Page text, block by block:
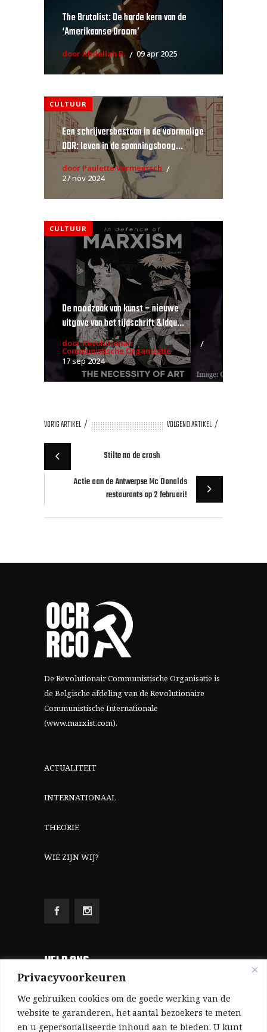
Privacyvoorkeuren
We gebruiken cookies om de goede werking van de
website te garanderen, het aantal bezoekers te meten
en u gepersonaliseerde inhoud aan te bieden. U kunt
The Brutalist: De harde kern van de
‘Amerikaanse Droom’
door Abdellah B. 09 apr 2025
CULTUUR
Een schrijversbestaan in de voormalige
DDR: leven in de spanningsboog...
door Paulette Vermeersch
27 nov 2024
CULTUUR
De noodzaak van kunst – nieuwe
uitgave van het tijdschrift &ldqu...
door Revolutionair
Communistische Organisatie
17 sep 2024
VORIG ARTIKEL VOLGEND ARTIKEL
Stilte na de crash
Actie aan de Antwerpse Mc Donalds
restaurants op 2 februari!
De Revolutionair Communistische Organisatie is
de Belgische afdeling vande Revolutionaire
Communistische Internationale
(www.marxist.com).
ACTUALITEIT
INTERNATIONAAL
THEORIE
WIE ZIJN WIJ?
HELP ONS
Aangezien we volledig zelf gefinancierd zijn
(zonder subsidies, zonder commerciële
advertenties en zonder rijke sponsors), zijn we